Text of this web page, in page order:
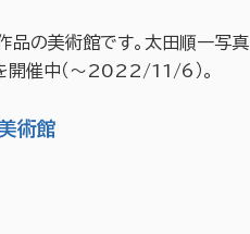
品の美術館です。太田順一写真
開催中（～2022/11/6）。
術館